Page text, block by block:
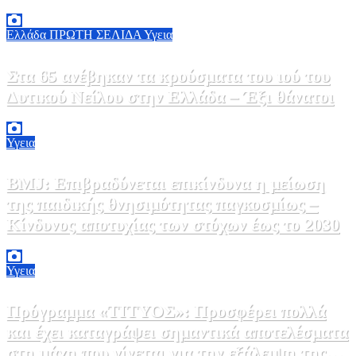
Ελλάδα ΠΡΩΤΗ ΣΕΛΙΔΑΥγεια
Στα 65 ανέβηκαν τα κρούσματα του ιού του
Δυτικού Νείλου στην Ελλάδα – Έξι θάνατοι
Υγεια
BMJ: Επιβραδύνεται επικίνδυνα η μείωση
της παιδικής θνησιμότητας παγκοσμίως –
Κίνδυνος αποτυχίας των στόχων έως το 2030
Υγεια
Πρόγραμμα «ΤΙΤΥΟΣ»: Προσφέρει πολλά
και έχει καταγράψει σημαντικά αποτελέσματα